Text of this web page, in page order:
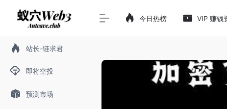
站长-链求君
即将空投
预测市场
今日热榜 VIP 赚钱